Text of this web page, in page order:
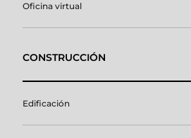
Oficina virtual
CONSTRUCCIÓN
Edificación